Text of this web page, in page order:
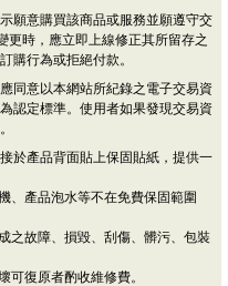
願意購買該商品或服務並願遵守交
更時，應立即上線修正其所留存之
購行為或拒絕付款。
同意以本網站所紀錄之電子交易資
認定標準。使用者如果發現交易資
於產品背面貼上保固貼紙，提供一
、產品泡水等不在免費保固範圍
之故障、損毀、刮傷、髒污、包裝
可復原者酌收維修費。